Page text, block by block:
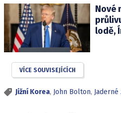
Nové
lodě,
VÍCE SOUVISEJÍCÍCH
Jižní Korea, John Bolton,